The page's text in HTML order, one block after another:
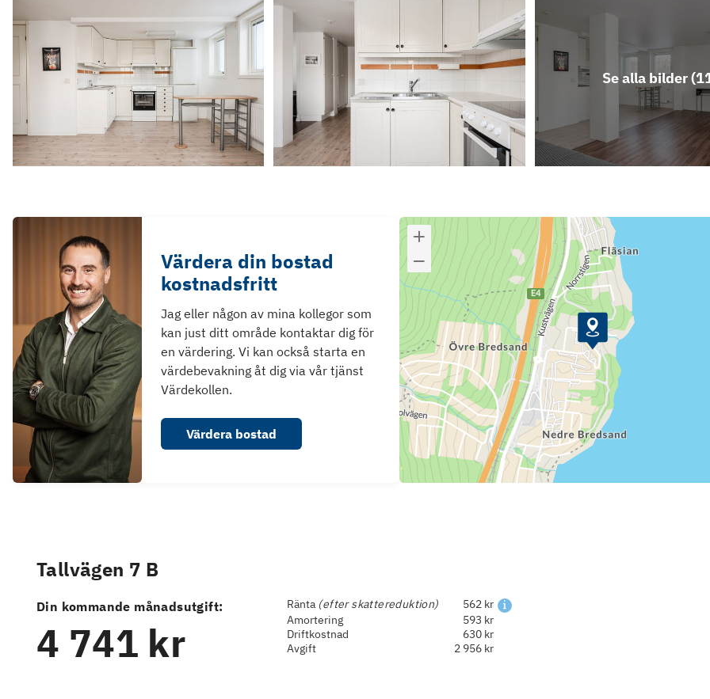
Se alla bilder (
Värdera din bostad
kostnadsfritt
Jag eller någon av mina kollegor som
kan just ditt område kontaktar dig för
en värdering. Vi kan också starta en
värdebevakning åt dig via vår tjänst
Värdekollen.
Värdera bostad
Tallvägen 7 B
Din kommande månadsutgift:
4 741 kr
Ränta (efter skattereduktion)
562 kr
Amortering
593 kr
Driftkostnad
630 kr
Avgift
2 956 kr